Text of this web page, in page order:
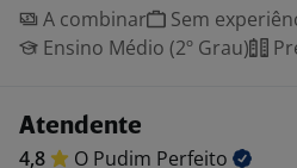
A combinar
Sem
Ensino Médio (2º Grau)
Atendente
4,8 O Pudim Perfeito